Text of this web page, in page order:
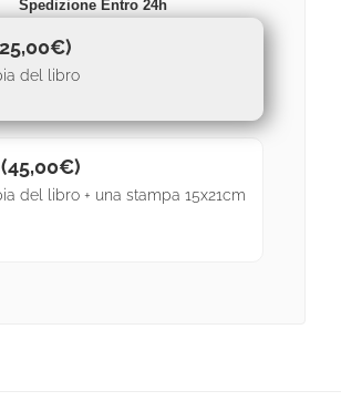
Spedizione Entro 24h
25,00€)
del libro
45,00€)
del libro + una stampa 15x21cm